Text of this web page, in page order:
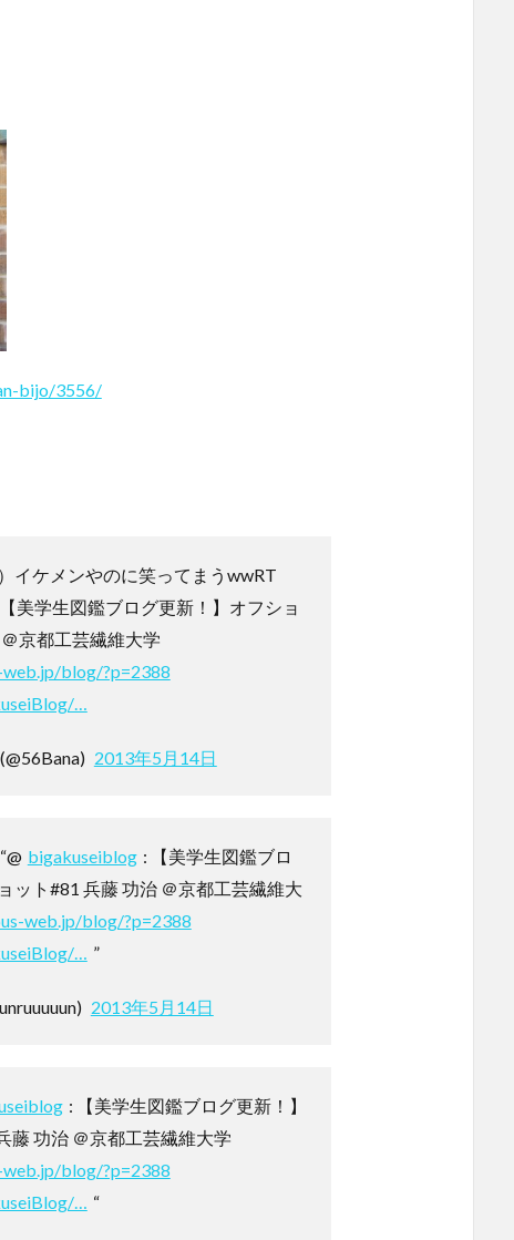
bijo/3556/
イケメンやのに笑ってまうwwRT
美学生図鑑ブログ更新！】オフショ
京都工芸繊維大学
web.jp/blog/?p=2388
…
2013年5月14日
bigakuseiblog : 【美学生図鑑ブロ
ット#81 兵藤 功治 ＠京都工芸繊維大
web.jp/blog/?p=2388
…
”
2013年5月14日
: 【美学生図鑑ブログ更新！】
藤 功治 ＠京都工芸繊維大学
web.jp/blog/?p=2388
…
“